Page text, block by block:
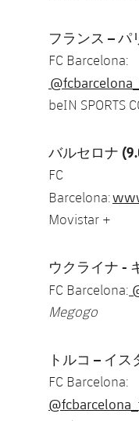
フランス – パ
FC Barcelona:
beIN SPORTS
バルセロナ
FC
Barcelona:
Movistar +
ウクライナ -
FC Barcelona:
Megogo
トルコ – イス
FC Barcelona: